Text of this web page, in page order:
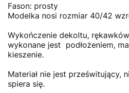
Fason: prosty
Modelka nosi rozmiar 40/42
Wykończenie dekoltu,
wykonane jest podłożeniem,
kieszenie.
Materiał nie jest prześwitujący,
spiera się.